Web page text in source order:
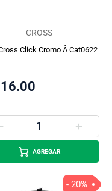
CROSS
Click Cromo Â Cat0622
AGREGAR
- 20%